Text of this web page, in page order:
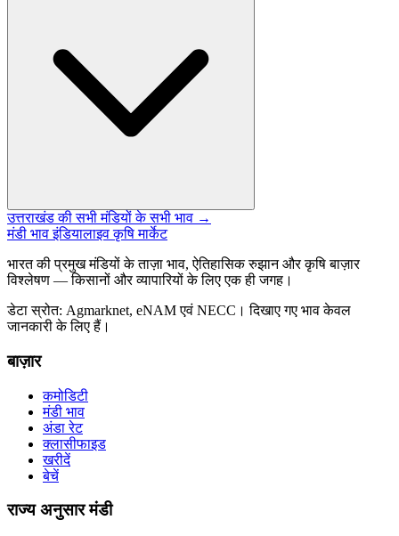
उत्तराखंड की सभी मंडियों के सभी भाव →
मंडी भाव इंडियालाइव कृषि मार्केट
भारत की प्रमुख मंडियों के ताज़ा भाव, ऐतिहासिक रुझान और कृषि बाज़ार
विश्लेषण — किसानों और व्यापारियों के लिए एक ही जगह।
डेटा स्रोत: Agmarknet, eNAM एवं NECC। दिखाए गए भाव केवल
जानकारी के लिए हैं।
बाज़ार
कमोडिटी
मंडी भाव
अंडा रेट
क्लासीफाइड
खरीदें
बेचें
राज्य अनुसार मंडी